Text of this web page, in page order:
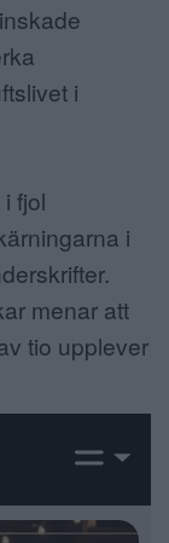
i
fjol
i
menar att
tio upplever